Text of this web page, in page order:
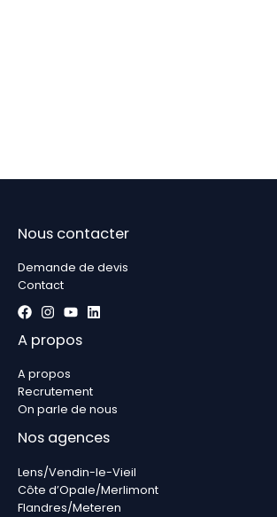
Nous contacter
Demande de devis
Contact
A propos
A propos
Recrutement
On parle de nous
Nos agences
Lens/Vendin-le-Vieil
Côte d’Opale/Merlimont
Flandres/Meteren